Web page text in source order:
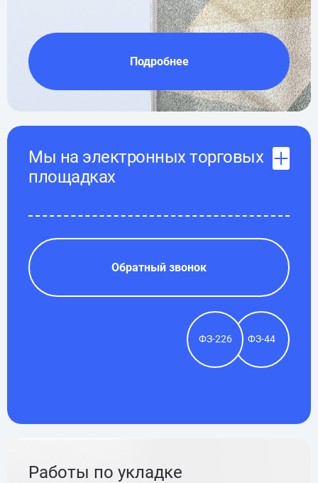
Подробнее
Мы на электронных торговых
площадках
Обратный звонок
ФЗ-226 ФЗ-44
Работы по укладке